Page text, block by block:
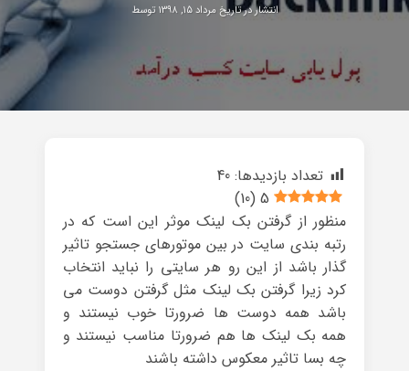
انتشار در تاریخ مرداد ۱۵, ۱۳۹۸ توسط
تعداد بازدیدها: 40
5
(
10
)
منظور از گرفتن بک لینک موثر این است که در
رتبه بندی سایت در بین موتورهای جستجو تاثیر
گذار باشد از این رو هر سایتی را نباید انتخاب
کرد زیرا گرفتن بک لینک مثل گرفتن دوست می
باشد همه دوست ها ضرورتا خوب نیستند و
همه بک لینک ها هم ضرورتا مناسب نیستند و
چه بسا تاثیر معکوس داشته باشند